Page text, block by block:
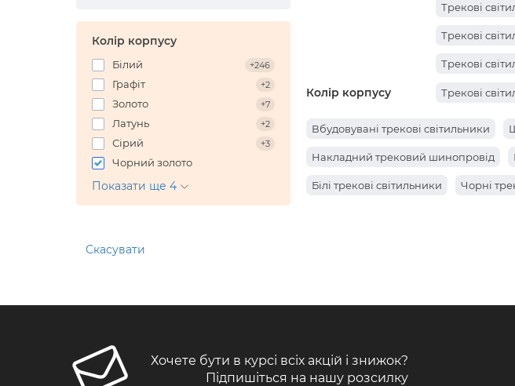
Колір корпусу
Білий +246
Графіт +2
Золото +7
Латунь +2
Сірий +3
Чорний золото
Показати ще 4
Скасувати
Трекові
Трекові
Трекові
Колір корпусу Трекові
Вбудовувані трекові світильники
Накладний трековий шинопровід
Білі трекові світильники Чорні
Хочете бути в курсі всіх акцій і знижок?
Підпишіться на нашу розсилку